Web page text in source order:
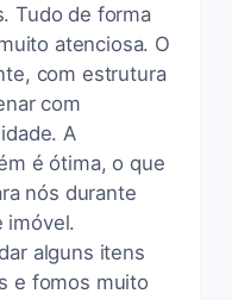
Tudo de forma
atenciosa. O
com estrutura
com
A
é ótima, o que
nós durante
imóvel.
alguns itens
e fomos muito